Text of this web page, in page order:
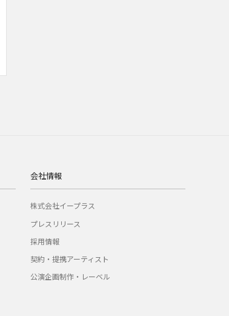
会社情報
株式会社イープラス
プレスリリース
採用情報
契約・提携アーティスト
公演企画制作・レーベル